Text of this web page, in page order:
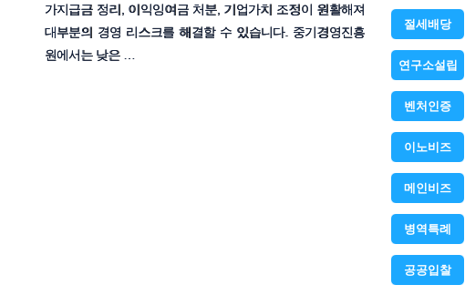
절세배당
연구소설립
벤처인증
이노비즈
메인비즈
병역특례
공공입찰
가지급금 정리, 이익잉여금 처분, 기업가치 조정이 원활해져
대부분의 경영 리스크를 해결할 수 있습니다. 중기경영진흥
원에서는 낮은 …